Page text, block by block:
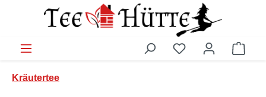
Zum Hauptinhalt springen
Kräutertee